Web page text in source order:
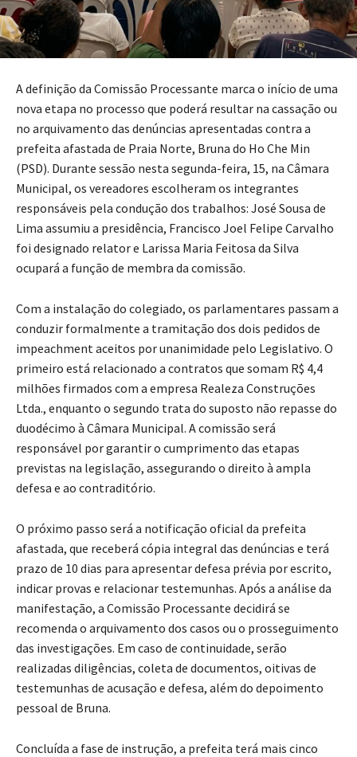
A definição da Comissão Processante marca o início de uma
nova etapa no processo que poderá resultar na cassação ou
no arquivamento das denúncias apresentadas contra a
prefeita afastada de Praia Norte, Bruna do Ho Che Min
(PSD). Durante sessão nesta segunda-feira, 15, na Câmara
Municipal, os vereadores escolheram os integrantes
responsáveis pela condução dos trabalhos: José Sousa de
Lima assumiu a presidência, Francisco Joel Felipe Carvalho
foi designado relator e Larissa Maria Feitosa da Silva
ocupará a função de membra da comissão.
Com a instalação do colegiado, os parlamentares passam a
conduzir formalmente a tramitação dos dois pedidos de
impeachment aceitos por unanimidade pelo Legislativo. O
primeiro está relacionado a contratos que somam R$ 4,4
milhões firmados com a empresa Realeza Construções
Ltda., enquanto o segundo trata do suposto não repasse do
duodécimo à Câmara Municipal. A comissão será
responsável por garantir o cumprimento das etapas
previstas na legislação, assegurando o direito à ampla
defesa e ao contraditório.
O próximo passo será a notificação oficial da prefeita
afastada, que receberá cópia integral das denúncias e terá
prazo de 10 dias para apresentar defesa prévia por escrito,
indicar provas e relacionar testemunhas. Após a análise da
manifestação, a Comissão Processante decidirá se
recomenda o arquivamento dos casos ou o prosseguimento
das investigações. Em caso de continuidade, serão
realizadas diligências, coleta de documentos, oitivas de
testemunhas de acusação e defesa, além do depoimento
pessoal de Bruna.
Concluída a fase de instrução, a prefeita terá mais cinco